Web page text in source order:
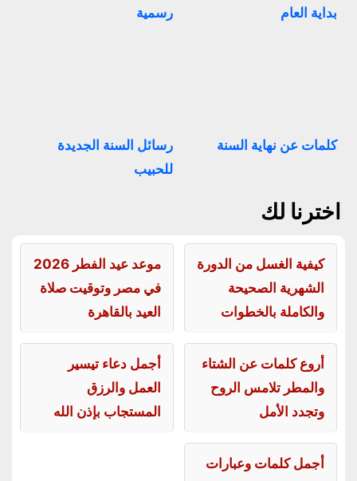
بداية العام
رسمية
كلمات عن نهاية السنة
رسائل السنة الجديدة
للحبيب
اخترنا لك
كيفية الغسل من الدورة
الشهرية الصحيحة
والكاملة بالخطوات
موعد عيد الفطر 2026
في مصر وتوقيت صلاة
العيد بالقاهرة
أروع كلمات عن الشتاء
والمطر تلامس الروح
وتجدد الأمل
أجمل دعاء تيسير
العمل والرزق
المستجاب بإذن الله
أجمل كلمات وعبارات